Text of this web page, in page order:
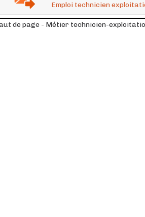
Emploi technicien
de page - Métier technicien-